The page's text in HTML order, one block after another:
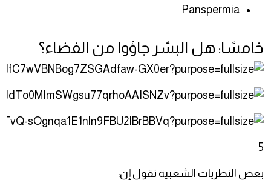
Panspermia
خامسًا: هل البشر جاؤوا من الفضاء؟
5
بعض النظريات الشعبية تقول إن: